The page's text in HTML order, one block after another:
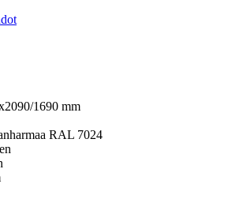
1690 mm
RAL 7024